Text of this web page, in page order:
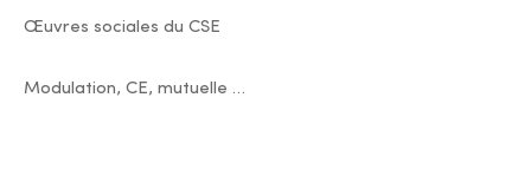
Œuvres sociales du CSE
Modulation, CE, mutuelle …